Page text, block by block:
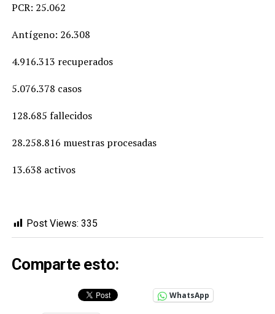
PCR: 25.062
Antígeno: 26.308
4.916.313 recuperados
5.076.378 casos
128.685 fallecidos
28.258.816 muestras procesadas
13.638 activos
Post Views: 335
Comparte esto:
WhatsApp